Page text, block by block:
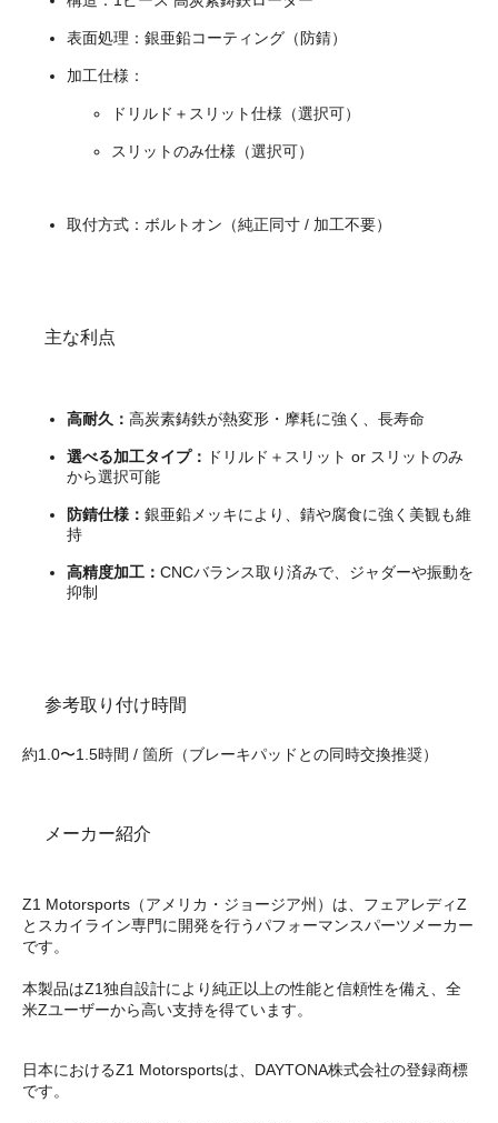
表面処理：銀亜鉛コーティング（防錆）
加工仕様：
ドリルド＋スリット仕様（選択可）
スリットのみ仕様（選択可）
取付方式：ボルトオン（純正同寸 / 加工不要）
主な利点
高耐久： 高炭素鋳鉄が熱変形・摩耗に強く、長寿命
選べる加工タイプ：
ドリルド＋スリット or スリットのみ
から選択可能
防錆仕様： 銀亜鉛メッキにより、錆や腐食に強く美観も維
持
高精度加工： CNCバランス取り済みで、ジャダーや振動を
抑制
参考取り付け時間
約1.0〜1.5時間 / 箇所（ブレーキパッドとの同時交換推奨）
メーカー紹介
Z1 Motorsports（アメリカ・ジョージア州）は、フェアレディZ
とスカイライン専門に開発を行うパフォーマンスパーツメーカー
です。
本製品はZ1独自設計により純正以上の性能と信頼性を備え、全
米Zユーザーから高い支持を得ています。
日本におけるZ1 Motorsportsは、DAYTONA株式会社の登録商標
です。